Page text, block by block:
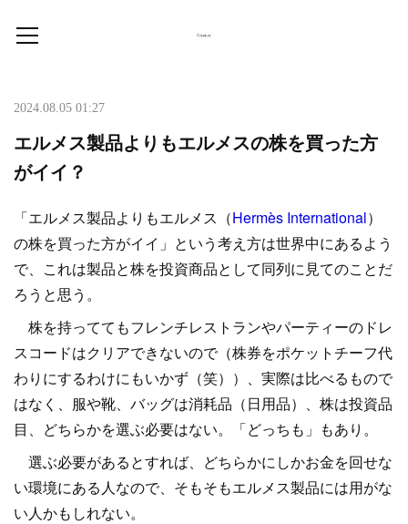
2024.08.05 01:27
エルメス製品よりもエルメスの株を買った方
がイイ？
「エルメス製品よりもエルメス（Hermès International）
の株を買った方がイイ」という考え方は世界中にあるよう
で、これは製品と株を投資商品として同列に見てのことだ
ろうと思う。
株を持っててもフレンチレストランやパーティーのドレ
スコードはクリアできないので（株券をポケットチーフ代
わりにするわけにもいかず（笑））、実際は比べるもので
はなく、服や靴、バッグは消耗品（日用品）、株は投資品
目、どちらかを選ぶ必要はない。「どっちも」もあり。
選ぶ必要があるとすれば、どちらかにしかお金を回せな
い環境にある人なので、そもそもエルメス製品には用がな
い人かもしれない。